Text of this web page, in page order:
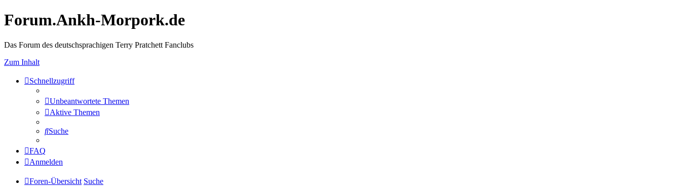
Forum.Ankh-Morpork.de
Das Forum des deutschsprachigen Terry Pratchett Fanclubs
Zum Inhalt
Schnellzugriff
Unbeantwortete Themen
Aktive Themen
Suche
FAQ
Anmelden
Foren-Übersicht Suche